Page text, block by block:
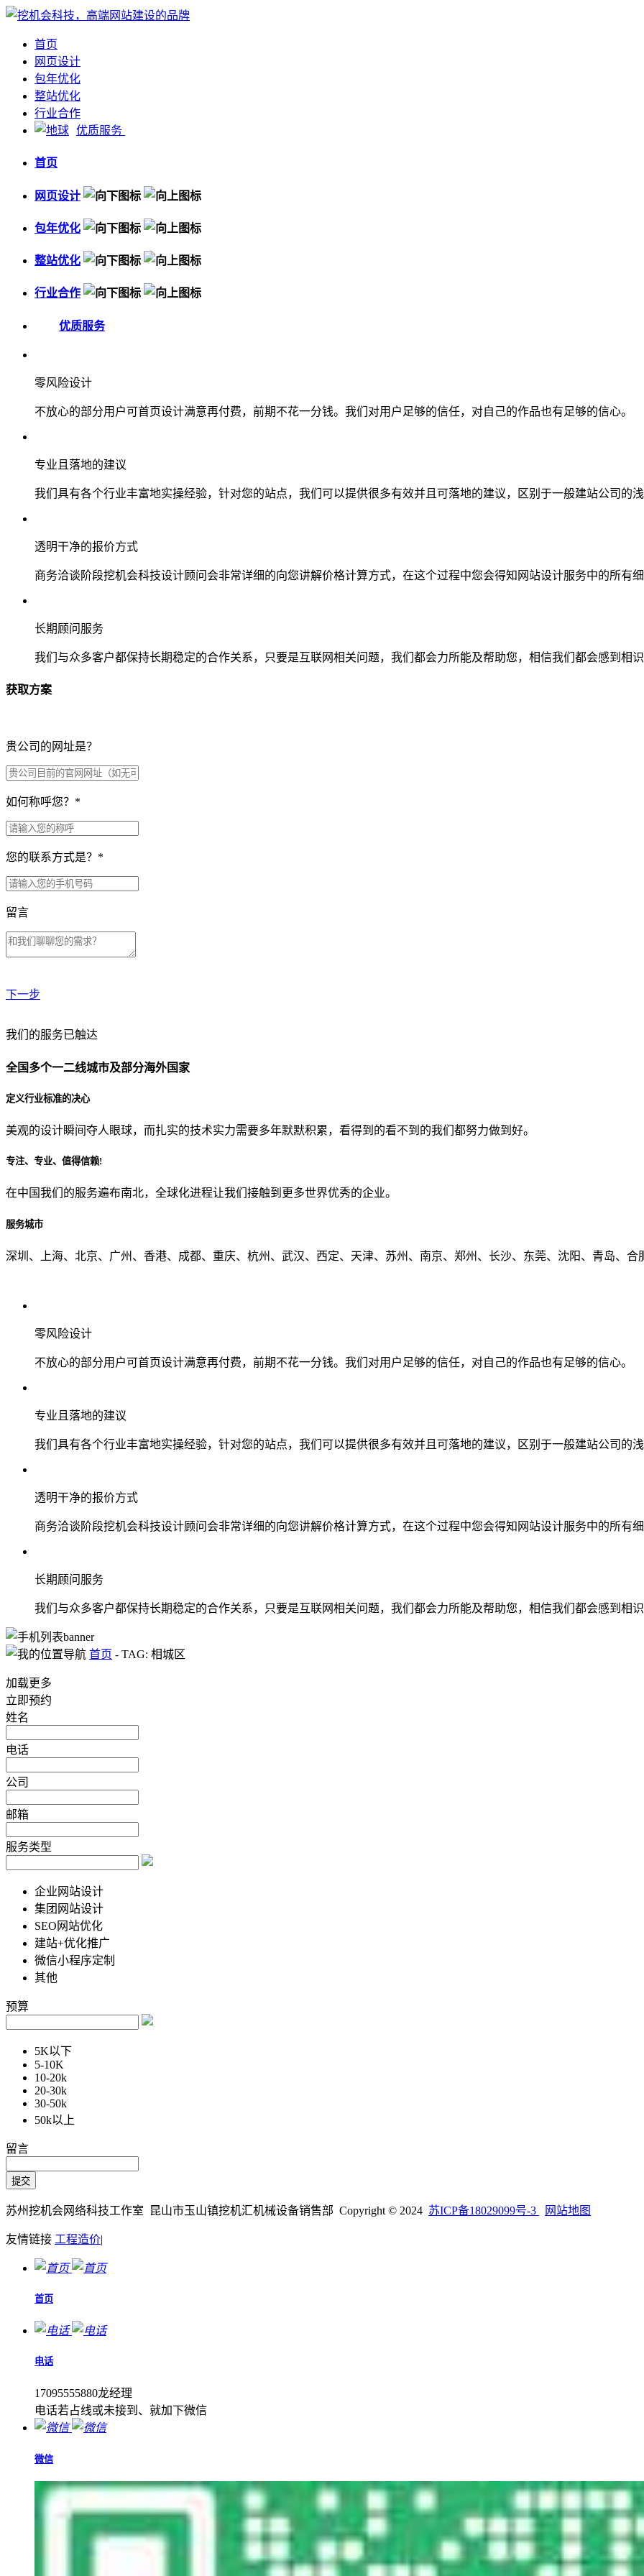
首页
网页设计
包年优化
整站优化
行业合作
优质服务
首页
网页设计
包年优化
整站优化
行业合作
优质服务
零风险设计
不放心的部分用户可首页设计满意再付费，前期不花一分钱。我们对用户足够的信任，对自己的作品也有足够的信心。
专业且落地的建议
我们具有各个行业丰富地实操经验，针对您的站点，我们可以提供很多有效并且可落地的建议，区别于一般建站公司的
透明干净的报价方式
商务洽谈阶段挖机会科技设计顾问会非常详细的向您讲解价格计算方式，在这个过程中您会得知网站设计服务中的所有
长期顾问服务
我们与众多客户都保持长期稳定的合作关系，只要是互联网相关问题，我们都会力所能及帮助您，相信我们都会感到相
获取方案
贵公司的网址是？
如何称呼您？ *
您的联系方式是？ *
留言
下一步
贵公司预算范围是？
贵公司的团队规模是？
从哪里了解到我们？
我们的服务已触达
全国多个一二线城市及部分海外国家
定义行业标准的决心
美观的设计瞬间夺人眼球，而扎实的技术实力需要多年默默积累，看得到的看不到的我们都努力做到好。
专注、专业、值得信赖!
在中国我们的服务遍布南北，全球化进程让我们接触到更多世界优秀的企业。
服务城市
深圳、上海、北京、广州、香港、成都、重庆、杭州、武汉、西定、天津、苏州、南京、郑州、长沙、东莞、沈阳、青岛、合
零风险设计
不放心的部分用户可首页设计满意再付费，前期不花一分钱。我们对用户足够的信任，对自己的作品也有足够的信心。
专业且落地的建议
我们具有各个行业丰富地实操经验，针对您的站点，我们可以提供很多有效并且可落地的建议，区别于一般建站公司的
透明干净的报价方式
商务洽谈阶段挖机会科技设计顾问会非常详细的向您讲解价格计算方式，在这个过程中您会得知网站设计服务中的所有
长期顾问服务
我们与众多客户都保持长期稳定的合作关系，只要是互联网相关问题，我们都会力所能及帮助您，相信我们都会感到相
首页 - TAG: 相城区
加载更多
立即预约
姓名
电话
公司
邮箱
服务类型
企业网站设计
集团网站设计
SEO网站优化
建站+优化推广
微信小程序定制
其他
预算
5K以下
5-10K
10-20k
20-30k
30-50k
50k以上
留言
苏州挖机会网络科技工作室 昆山市玉山镇挖机汇机械设备销售部 Copyright © 2024 苏ICP备18029099号-3 网站地图
友情链接 工程造价|
首页
电话
17095555880龙经理
电话若占线或未接到、就加下微信
微信